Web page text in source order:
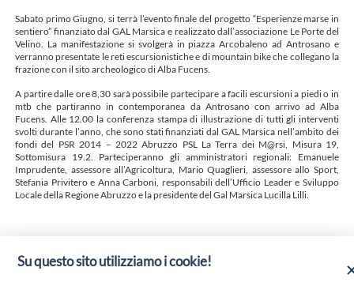
Sabato primo Giugno, si terrà l’evento finale del progetto “Esperienze marse in
sentiero” finanziato dal GAL Marsica e realizzato dall’associazione Le Porte del
Velino. La manifestazione si svolgerà in piazza Arcobaleno ad Antrosano e
verranno presentate le reti escursionistiche e di mountain bike che collegano la
frazione con il sito archeologico di Alba Fucens.
A partire dalle ore 8,30 sarà possibile partecipare a facili escursioni a piedi o in
mtb che partiranno in contemporanea da Antrosano con arrivo ad Alba
Fucens. Alle 12.00 la conferenza stampa di illustrazione di tutti gli interventi
svolti durante l’anno, che sono stati finanziati dal GAL Marsica nell’ambito dei
fondi del PSR 2014 – 2022 Abruzzo PSL La Terra dei M@rsi, Misura 19,
Sottomisura 19.2. Parteciperanno gli amministratori regionali: Emanuele
Imprudente, assessore all’Agricoltura, Mario Quaglieri, assessore allo Sport,
Stefania Privitero e Anna Carboni, responsabili dell’Ufficio Leader e Sviluppo
Locale della Regione Abruzzo e la presidente del Gal Marsica Lucilla Lilli.
ESPERIENZE MARSE IN SENTIERO
Su questo sito utilizziamo i cookie!